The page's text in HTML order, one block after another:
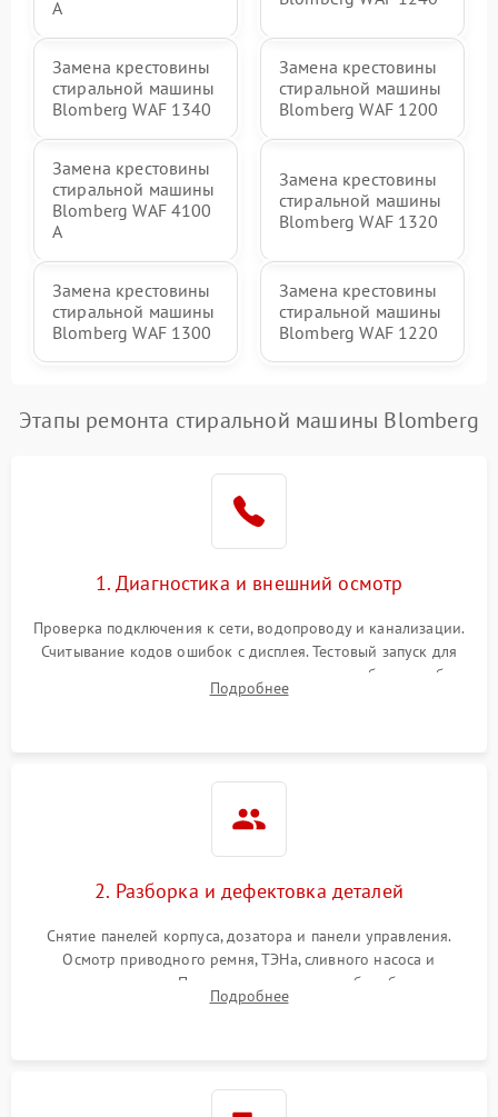
A
Замена крестовины
стиральной машины
Blomberg WAF 1340
Замена крестовины
стиральной машины
Blomberg WAF 1200
Замена крестовины
стиральной машины
Blomberg WAF 4100
A
Замена крестовины
стиральной машины
Blomberg WAF 1320
Замена крестовины
стиральной машины
Blomberg WAF 1300
Замена крестовины
стиральной машины
Blomberg WAF 1220
Этапы ремонта стиральной машины Blomberg
1. Диагностика и внешний осмотр
Проверка подключения к сети, водопроводу и канализации.
Считывание кодов ошибок с дисплея. Тестовый запуск для
выявления посторонних шумов, протечек или сбоев в работе
электронного модуля управления.
Подробнее
2. Разборка и дефектовка деталей
Снятие панелей корпуса, дозатора и панели управления.
Осмотр приводного ремня, ТЭНа, сливного насоса и
амортизаторов. Проверка подшипников барабана и
крестовины на износ, а манжеты люка на разрывы.
Подробнее